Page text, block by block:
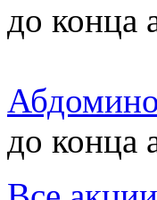
до конца
до конца